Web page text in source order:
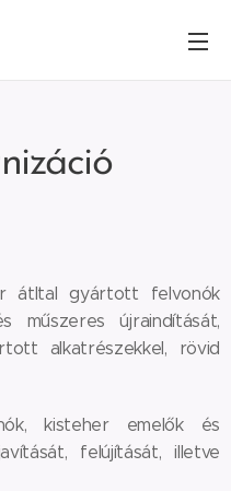
átltal gyártott felvonók
műszeres újraindítását,
alkatrészekkel, rövid
kisteher emelők és
felújítását, illetve